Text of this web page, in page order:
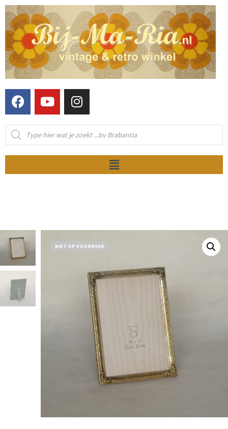
NIET OP VOORRAAD